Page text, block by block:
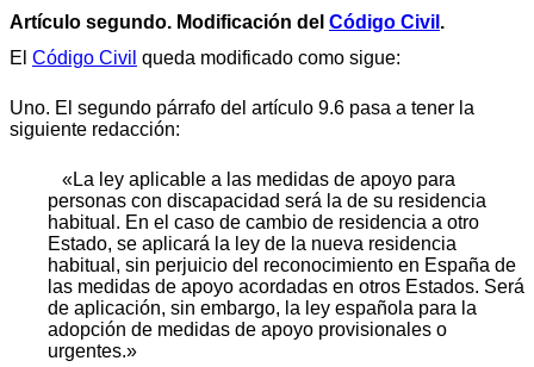
Artículo segundo. Modificación del Código Civil .
El Código Civil queda modificado como sigue:
Uno. El segundo párrafo del artículo 9.6 pasa a tener la
siguiente redacción:
«La ley aplicable a las medidas de apoyo para
personas con discapacidad será la de su residencia
habitual. En el caso de cambio de residencia a otro
Estado, se aplicará la ley de la nueva residencia
habitual, sin perjuicio del reconocimiento en España de
las medidas de apoyo acordadas en otros Estados. Será
de aplicación, sin embargo, la ley española para la
adopción de medidas de apoyo provisionales o
urgentes.»